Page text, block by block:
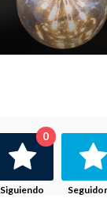
Siguiendo
0